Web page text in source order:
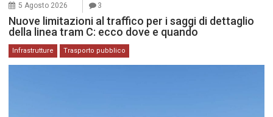
5 Agosto 2026 3
Nuove limitazioni al traffico per i saggi di dettaglio
della linea tram C: ecco dove e quando
Infrastrutture Trasporto pubblico